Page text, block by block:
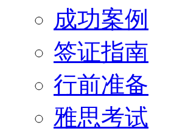
成功案例
签证指南
行前准备
雅思考试